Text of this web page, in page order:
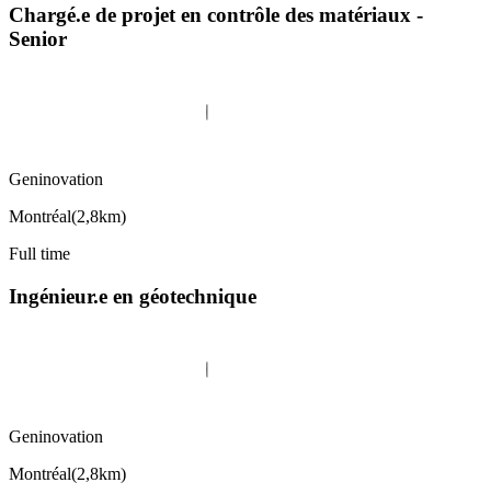
Chargé.e de projet en contrôle des matériaux -
Senior
Geninovation
Montréal(2,8km)
Full time
Ingénieur.e en géotechnique
Geninovation
Montréal(2,8km)